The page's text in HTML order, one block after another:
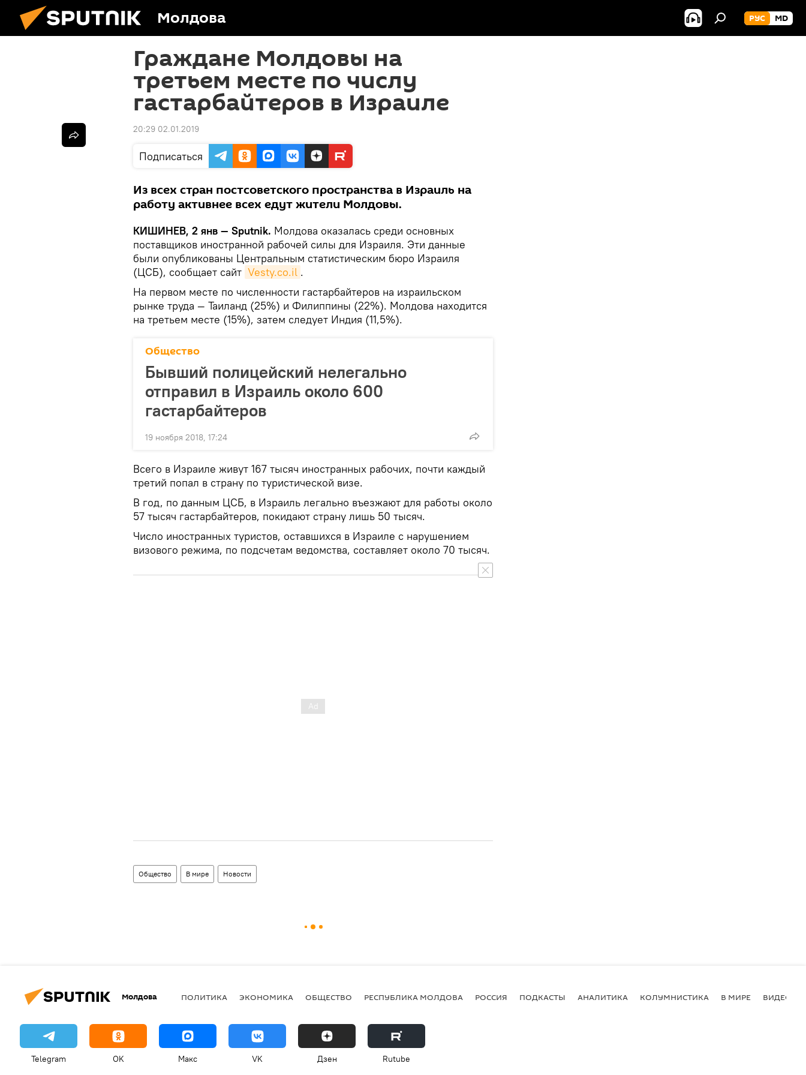
Молдова РУС MD
Граждане Молдовы на
третьем месте по числу
гастарбайтеров в Израиле
20:29 02.01.2019
Подписаться
Из всех стран постсоветского пространства в Израиль на
работу активнее всех едут жители Молдовы.
КИШИНЕВ, 2 янв — Sputnik. Молдова оказалась среди основных
поставщиков иностранной рабочей силы для Израиля. Эти данные
были опубликованы Центральным статистическим бюро Израиля
(ЦСБ), сообщает сайт Vesty.co.il .
На первом месте по численности гастарбайтеров на израильском
рынке труда — Таиланд (25%) и Филиппины (22%). Молдова находится
на третьем месте (15%), затем следует Индия (11,5%).
Общество
Бывший полицейский нелегально
отправил в Израиль около 600
гастарбайтеров
19 ноября 2018, 17:24
Всего в Израиле живут 167 тысяч иностранных рабочих, почти каждый
третий попал в страну по туристической визе.
В год, по данным ЦСБ, в Израиль легально въезжают для работы около
57 тысяч гастарбайтеров, покидают страну лишь 50 тысяч.
Число иностранных туристов, оставшихся в Израиле с нарушением
визового режима, по подсчетам ведомства, составляет около 70 тысяч.
Общество В мире Новости
Молдова ПОЛИТИКА ЭКОНОМИКА ОБЩЕСТВО РЕСПУБЛИКА МОЛДОВА РОССИЯ ПОДКАСТЫ АНАЛИТИКА КОЛУМНИСТИКА В МИРЕ ВИДЕО
Telegram OK Макс VK Дзен Rutube